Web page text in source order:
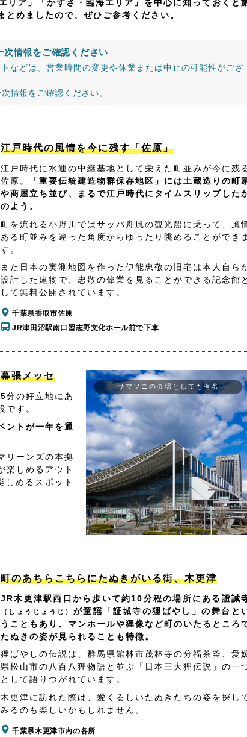
リア」「かずさ・臨海エリア」を中心に知っておくと
めましたので、ぜひご参考ください。
次情報をご確認ください
などは、営業時間の変更や休業または中止の可能性がござ
情報をご確認ください。
江戸時代の風情を今に残す「佐原」
江戸時代に水運の中継基地として栄えた町並みが今に残
佐原。
「重要伝統建造物群保存地区」には土蔵造りの町
や商屋立ち並び、まるで江戸時代にタイムスリップした
のよう。
町を流れる小野川ではサッパ舟風の観光船に乗って、風
ある町並みを違った角度からゆったり眺めることができ
す。
また日本の実測地図を作った伊能忠敬の旧宅は本人自ら
設計した建物で、忠敬の偉業を見ることができる記念館
して無料公開されています。
千葉県香取市佐原
JR津田沼駅南口習志野文化ホール前で下車
張メッセ
分の好立地にあ
です。
ントが一年を通
リーンズの本拠
楽しめるアウト
しめるスポット
サマソニの会場としても有名
町のあちらこちらにたぬきがいる街、木更津
JR木更津駅西口から歩いて約10分程の場所にある證誠
（しょうじょうじ） が童謡「証城寺の狸ばやし」の舞台と
うこともあり、マンホールや狸像など町のいたるところ
たぬきの姿が見られることも特徴。
狸ばやしの伝説は、群馬県館林市茂林寺の分福茶釜、愛
県松山市の八百八狸物語と並ぶ「日本三大狸伝説」の一
として語りつがれています。
木更津に訪れた際は、愛くるしいたぬきたちの姿を探し
みるのも楽しいかもしれません。
千葉県木更津市内の各所